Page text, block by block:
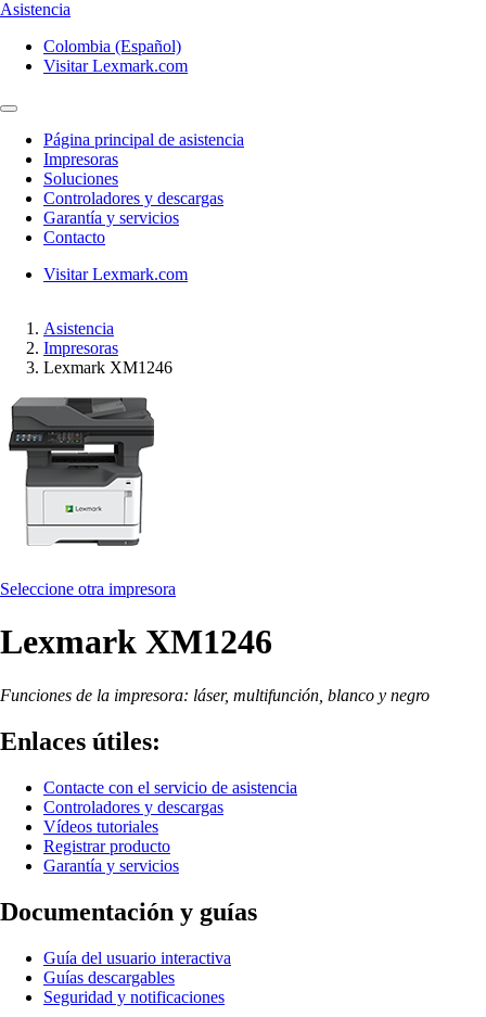
Asistencia
Colombia (Español)
Visitar Lexmark.com
Página principal de asistencia
Impresoras
Soluciones
Controladores y descargas
Garantía y servicios
Contacto
Visitar Lexmark.com
Asistencia
Impresoras
Lexmark XM1246
Seleccione otra impresora
Lexmark XM1246
Funciones de la impresora: láser, multifunción, blanco y negro
Enlaces útiles:
Contacte con el servicio de asistencia
Controladores y descargas
Vídeos tutoriales
Registrar producto
Garantía y servicios
Documentación y guías
Guía del usuario interactiva
Guías descargables
Seguridad y notificaciones